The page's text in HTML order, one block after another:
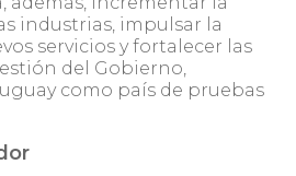
industrias, impulsar la
servicios y fortalecer las
del Gobierno,
como país de pruebas